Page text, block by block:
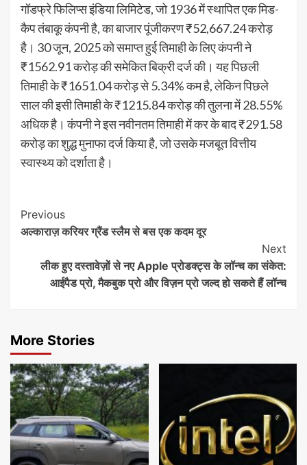
गॉडफ्रे फिलिप्स इंडिया लिमिटेड, जो 1936 में स्थापित एक मिड-
कैप तंबाकू कंपनी है, का बाजार पूंजीकरण ₹52,667.24 करोड़
है। 30 जून, 2025 को समाप्त हुई तिमाही के लिए कंपनी ने
₹1562.91 करोड़ की समेकित बिक्री दर्ज की। यह पिछली
तिमाही के ₹1651.04 करोड़ से 5.34% कम है, लेकिन पिछले
साल की इसी तिमाही के ₹1215.84 करोड़ की तुलना में 28.55%
अधिक है। कंपनी ने इस नवीनतम तिमाही में कर के बाद ₹291.58
करोड़ का शुद्ध मुनाफा दर्ज किया है, जो उसके मजबूत वित्तीय
स्वास्थ्य को दर्शाता है।
Continue
Reading
Previous
अल्काराज़ करियर ग्रैंड स्लैम से बस एक कदम दूर
Next
लीक हुए दस्तावेज़ों से नए Apple प्रोडक्ट्स के लॉन्च का संकेत:
आईपैड प्रो, मैकबुक प्रो और विज़न प्रो जल्द हो सकते हैं लॉन्च
More Stories